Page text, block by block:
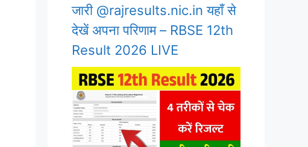
जारी @rajresults.nic.in यहाँ से
देखें अपना परिणाम – RBSE 12th
Result 2026 LIVE